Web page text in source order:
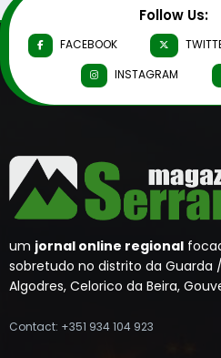
Follow Us:
umjornal online regional
sobretudo no distrito da Guarda
Algodres, Celorico da Beira,